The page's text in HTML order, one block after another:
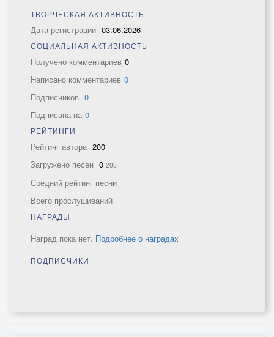
ТВОРЧЕСКАЯ АКТИВНОСТЬ
Дата регистрации 03.06.2026
СОЦИАЛЬНАЯ АКТИВНОСТЬ
Получено комментариев 0
Написано комментариев 0
Подписчиков 0
Подписана на 0
РЕЙТИНГИ
Рейтинг автора 200
Загружено песен 0 200
Средний рейтинг песни
Всего прослушиваний
НАГРАДЫ
Наград пока нет. Подробнее о наградах
ПОДПИСЧИКИ